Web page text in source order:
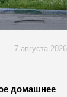
7 августа 2026
домашнее